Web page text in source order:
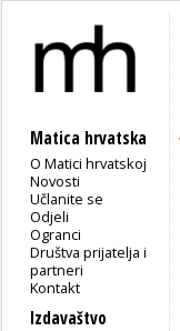
Matica hrvatska
O Matici hrvatskoj
Novosti
Učlanite se
Odjeli
Ogranci
Društva prijatelja i
partneri
Kontakt
Izdavaštvo